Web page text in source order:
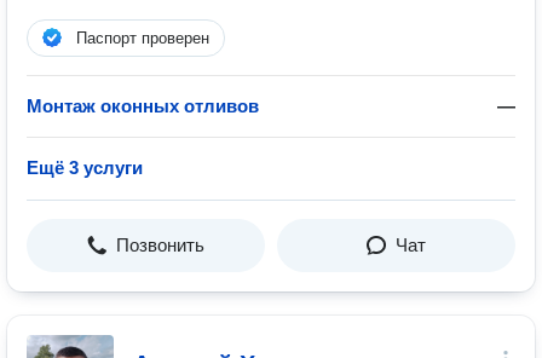
Паспорт проверен
Монтаж оконных отливов —
Ещё 3 услуги
Позвонить Чат